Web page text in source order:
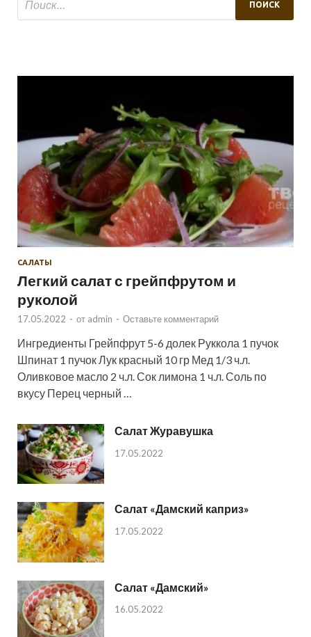
САЛАТЫ
Легкий салат с грейпфрутом и
руколой
17.05.2022 - от admin - Оставьте комментарий
Ингредиенты Грейпфрут 5-6 долек Руккола 1 пучок
Шпинат 1 пучок Лук красный 10 гр Мед 1/3 ч.л.
Оливковое масло 2 ч.л. Сок лимона 1 ч.л. Соль по
вкусу Перец черный …
Салат Журавушка
17.05.2022
Салат «Дамский каприз»
17.05.2022
Салат «Дамский»
16.05.2022